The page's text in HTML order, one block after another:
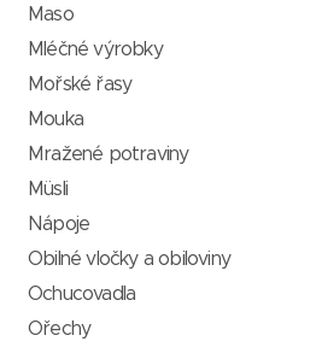
Maso
Mléčné výrobky
Mořské řasy
Mouka
Mražené potraviny
Müsli
Nápoje
Obilné vločky a obiloviny
Ochucovadla
Ořechy